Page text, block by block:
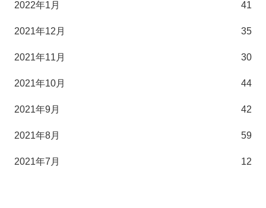
2022年1月 41
2021年12月 35
2021年11月 30
2021年10月 44
2021年9月 42
2021年8月 59
2021年7月 12